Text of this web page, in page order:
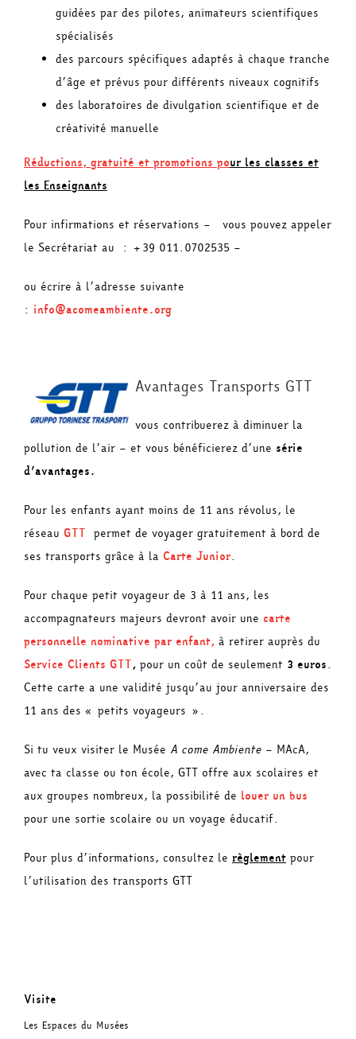
guidées par des pilotes, animateurs scientifiques
spécialisés
des parcours spécifiques adaptés à chaque tranche
d’âge et prévus pour différents niveaux cognitifs
des laboratoires de divulgation scientifique et de
créativité manuelle
Réductions, gratuité et promotions pour les classes et
les Enseignants
Pour infirmations et réservations – vous pouvez appeler
le Secrétariat au : +39 011.0702535 –
ou écrire à l’adresse suivante
: info@acomeambiente.org
Avantages Transports GTT
vous contribuerez à diminuer la
pollution de l’air – et vous bénéficierez d’une série
d’avantages.
Pour les enfants ayant moins de 11 ans révolus, le
réseau GTT permet de voyager gratuitement à bord de
ses transports grâce à la Carte Junior.
Pour chaque petit voyageur de 3 à 11 ans, les
accompagnateurs majeurs devront avoir une carte
personnelle nominative par enfant, à retirer auprès du
Service Clients GTT, pour un coût de seulement 3 euros.
Cette carte a une validité jusqu’au jour anniversaire des
11 ans des « petits voyageurs ».
Si tu veux visiter le Musée A come Ambiente – MAcA,
avec ta classe ou ton école, GTT offre aux scolaires et
aux groupes nombreux, la possibilité de louer un bus
pour une sortie scolaire ou un voyage éducatif.
Pour plus d’informations, consultez le règlement pour
l’utilisation des transports GTT
Visite
Les Espaces du Musées